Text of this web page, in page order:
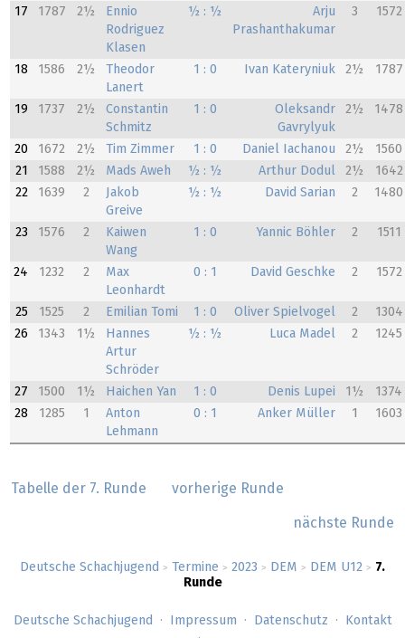
Deutsche Schachjugend > Termine > 2023 > DEM > DEM U12 > 7.
Runde
17 1787 2½
Ennio
Rodriguez
Klasen
½ : ½
Arju
Prashanthakumar
3 1572
18 1586 2½
Theodor
Lanert
1 : 0 Ivan Kateryniuk 2½ 1787
19 1737 2½
Constantin
Schmitz
1 : 0
Oleksandr
Gavrylyuk
2½ 1478
20 1672 2½ Tim Zimmer 1 : 0 Daniel Iachanou 2½
1560
21
1588 2½ Mads Aweh ½ : ½ Arthur Dodul 2½
1642
22
1639 2
Jakob
Greive
½ : ½ David Sarian 2 1480
23 1576 2
Kaiwen
Wang
1 : 0 Yannic Böhler 2 1511
24 1232 2
Max
Leonhardt
0 : 1 David Geschke 2 1572
25 1525 2 Emilian Tomi 1 : 0 Oliver Spielvogel 2
1304
26
1343 1½
Hannes
Artur
Schröder
½ : ½ Luca Madel 2 1245
27 1500 1½ Haichen Yan 1 : 0 Denis Lupei 1½
1374
28
1285 1
Anton
Lehmann
0 : 1 Anker Müller 1 1603
Tabelle der 7. Runde vorherige Runde
nächste Runde
Deutsche Schachjugend Impressum Datenschutz Kontakt